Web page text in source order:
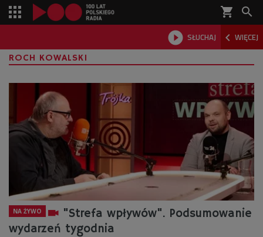
shopping_cart 
 SŁUCHAJ  WIĘCEJ

ROCH KOWALSKI
NA ŻYWO
"Strefa wpływów". Podsumowanie
wydarzeń tygodnia